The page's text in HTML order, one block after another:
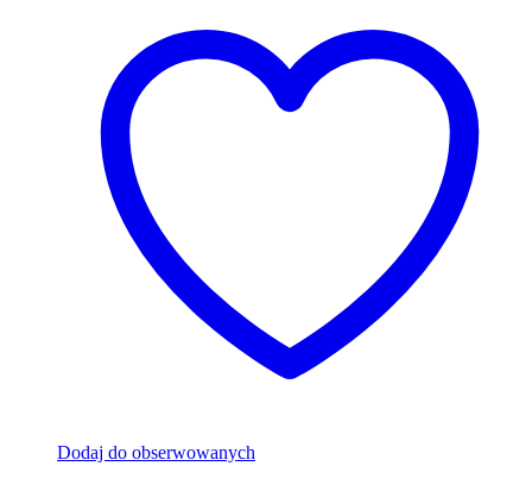
Dodaj do obserwowanych